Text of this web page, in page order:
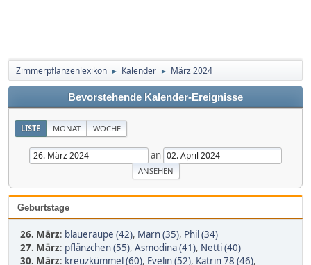
Zimmerpflanzenlexikon ► Kalender ► März 2024
Bevorstehende Kalender-Ereignisse
LISTE MONAT WOCHE
an
Geburtstage
26. März: blaueraupe (42), Marn (35), Phil (34)
27. März: pflänzchen (55), Asmodina (41), Netti (40)
30. März: kreuzkümmel (60), Evelin (52), Katrin 78 (46),